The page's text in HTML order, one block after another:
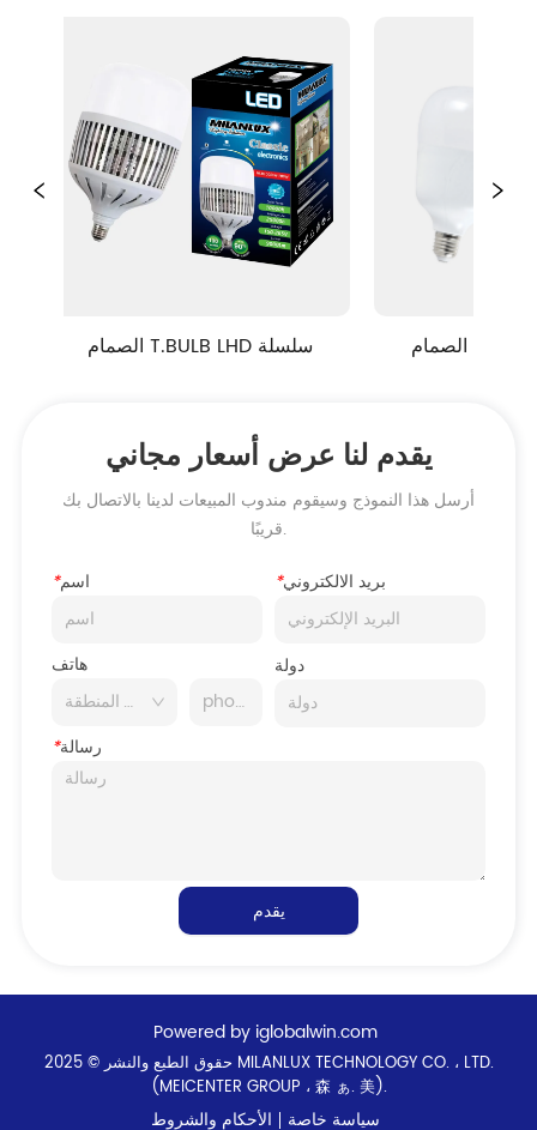
الصمام T.BULB LHD سلسلة
يقدم لنا عرض أسعار مجاني
أرسل هذا النموذج وسيقوم مندوب المبيعات لدينا بالاتصال بك
قريبًا.
*اسم *بريد الالكتروني
هاتف دولة
*رسالة
يقدم
Powered by iglobalwin.com
حقوق الطبع والنشر © 2025 MILANLUX TECHNOLOGY CO. ، LTD.
(MEICENTER GROUP ، 森 ぁ. 美).
سياسة خاصة الأحكام والشروط